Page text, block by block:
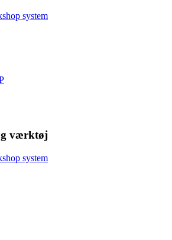
system
værktøj
system